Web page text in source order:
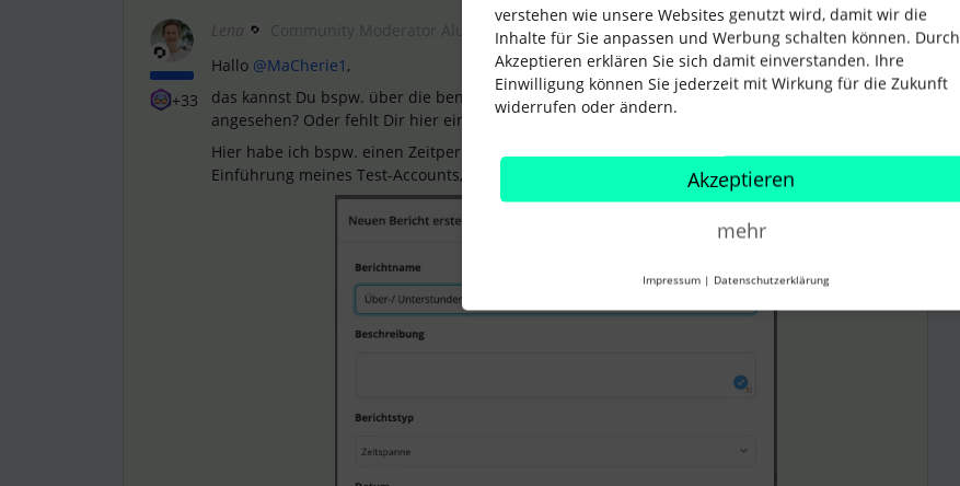
+33
Lena ANTWORT Forum|Forum|4 years ago
Hallo @MaCherie1 ,
das kannst Du bspw. über die benutzerdefinierten Berichte einsehen. Hast Du Dir die bereits
angesehen? Oder fehlt Dir hier eine Funktion?
Hier habe ich bspw. einen Zeitperioden-Bericht eingestellt, mit Start der Periode zur
Einführung meines Test-Accounts, damit ich auch wirklich alle Überstundenstände habe.
verstehen wie unsere Websites genutzt wird, damit wir die
Inhalte für Sie anpassen und Werbung schalten können. Durch
Akzeptieren erklären Sie sich damit einverstanden. Ihre
Einwilligung können Sie jederzeit mit Wirkung für die Zukunft
widerrufen oder ändern.
Akzeptieren
mehr
Impressum | Datenschutzerklärung